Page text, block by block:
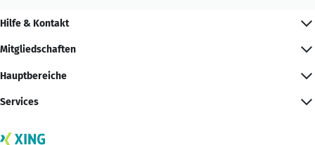
Hilfe & Kontakt
Mitgliedschaften
Hauptbereiche
Services